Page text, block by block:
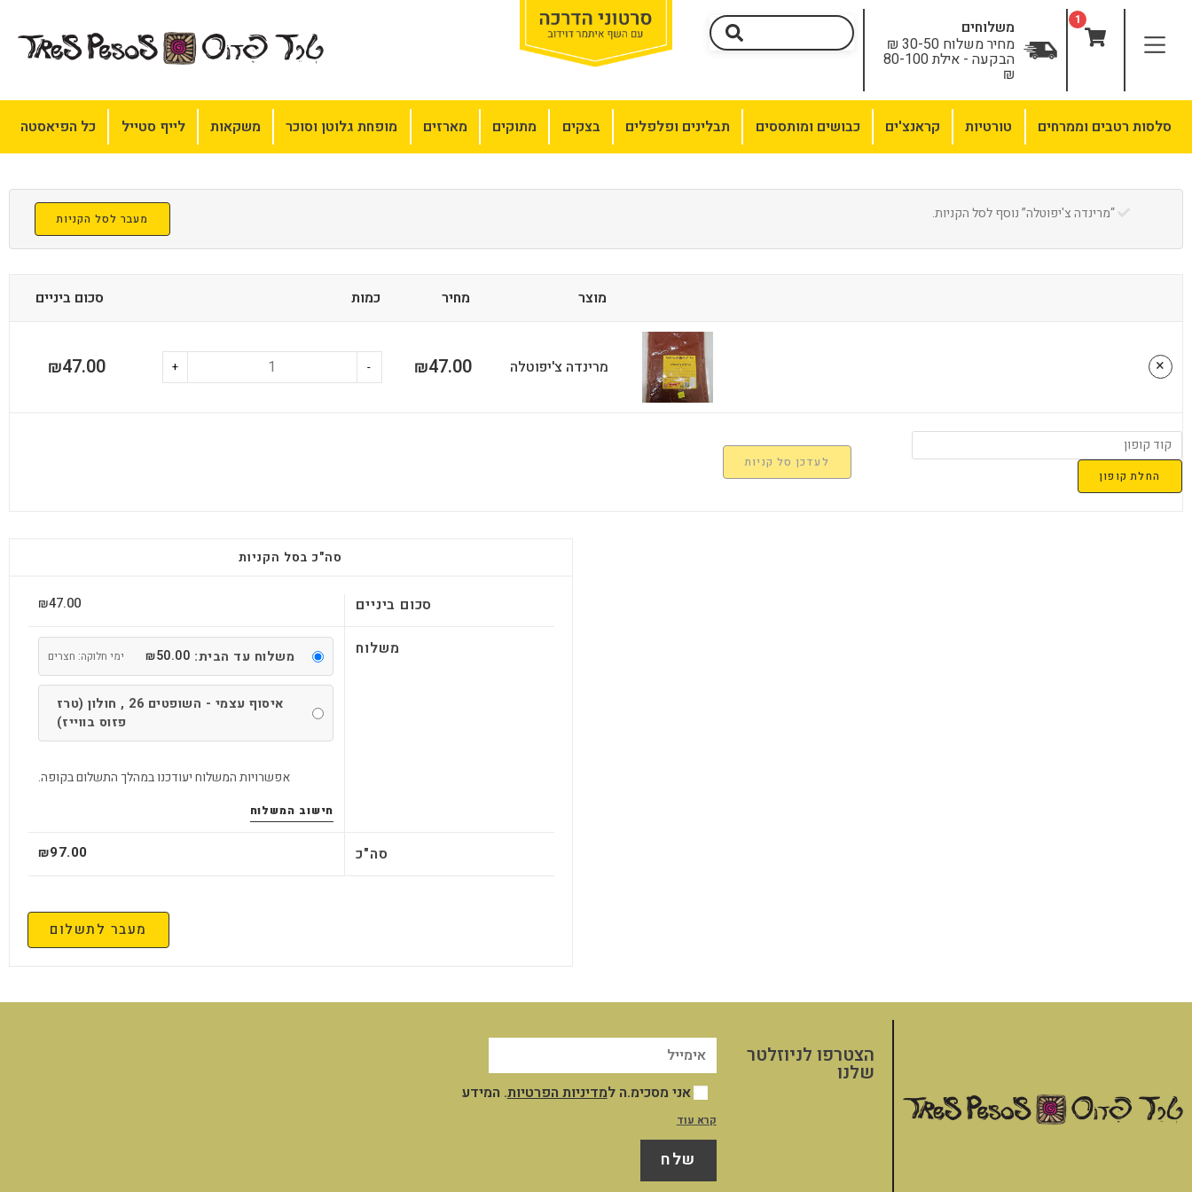
1 משלוחים
מחיר משלוח 30-50 ₪
הבקעה - אילת 80-100
₪
סלסות רטבים וממרחים טורטיות קראנצ'ים כבושים ומותססים תבלינים ופלפלים בצקים מתוקים מארזים מופחת גלוטן וסוכר משקאות לייף סטייל כל הפיאסטה
“מרינדה צ'יפוטלה” נוסף לסל הקניות. מעבר לסל הקניות
מוצר מחיר כמות סכום ביניים
× מרינדה צ'יפוטלה ₪47.00
-
+
₪47.00
החלת קופון
לעדכן סל קניות
סה"כ בסל הקניות
סכום ביניים ₪47.00
משלוח משלוח עד הבית: ₪50.00 ימי חלוקה: חצרים
איסוף עצמי - השופטים 26 , חולון (טרז
פזוס בווייז)
אפשרויות המשלוח יעודכנו במהלך התשלום בקופה.
חישוב המשלוח
סה"כ ₪97.00
מעבר לתשלום
הצטרפו לניוזלטר
שלנו
אני מסכימ.ה למדיניות הפרטיות. המידע
שייאסף אודותיי במסגרת השימוש שלי באתר
יישמר במאגר המידע שבשליטת החברה לצורך
ניהול וייעול השירות והקשר עמי, לצרכים
תפעוליים ושיווקיים כמפורט במדיניות
קרא עוד
שלח